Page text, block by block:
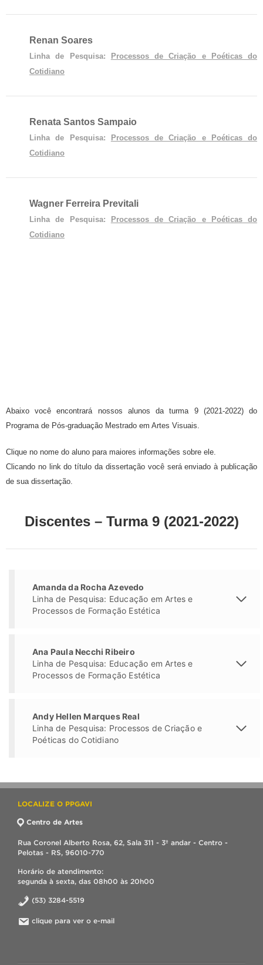
Renan Soares
Linha de Pesquisa:
Processos de Criação e Poéticas do
Cotidiano
Renata Santos Sampaio
Linha de Pesquisa:
Processos de Criação e Poéticas do
Cotidiano
Wagner Ferreira Previtali
Linha de Pesquisa:
Processos de Criação e Poéticas do
Cotidiano
Abaixo você encontrará nossos alunos da turma 9 (2021-2022) do
Programa de Pós-graduação Mestrado em Artes Visuais.
Clique no nome do aluno para maiores informações sobre ele.
Clicando no link do título da dissertação você será enviado à publicação
de sua dissertação.
Discentes – Turma 9 (2021-2022)
Amanda da Rocha Azevedo
Linha de Pesquisa: Educação em Artes e
Processos de Formação Estética
Ana Paula Necchi Ribeiro
Linha de Pesquisa: Educação em Artes e
Processos de Formação Estética
Andy Hellen Marques Real
Linha de Pesquisa: Processos de Criação e
Poéticas do Cotidiano
LOCALIZE O PPGAVI
Centro de Artes
Rua Coronel Alberto Rosa, 62, Sala 311 - 3º andar - Centro -
Pelotas - RS, 96010-770
Horário de atendimento:
segunda à sexta, das 08h00 às 20h00
(53) 3284-5519
clique para ver o e-mail